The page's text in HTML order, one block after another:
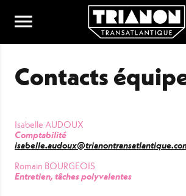
Aller au contenu principal
Contacts
Isabelle AUDOUX
Comptabilité
Romain BOURGEOIS
Entretien, tâches polyvalentes